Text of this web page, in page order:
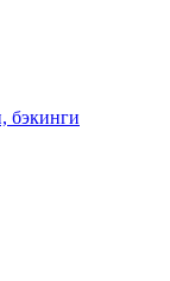
бэкинги